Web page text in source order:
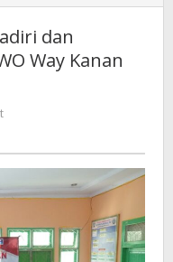
dan
Way Kanan